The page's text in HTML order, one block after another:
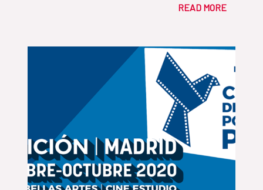
READ MORE